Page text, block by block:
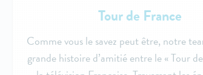
Tour de France
Comme vous le savez peut être, notre
grande histoire d’amitié entre le « Tour